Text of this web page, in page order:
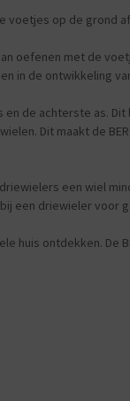
voetjes op de grond
oefenen met de
in de ontwikkeling
en de achterste as.
Dit maakt de
een wiel
een driewieler voor
huis ontdekken. De